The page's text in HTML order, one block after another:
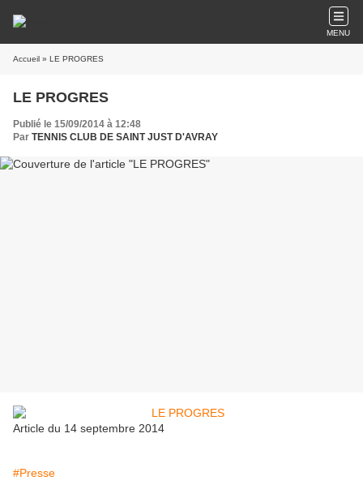
MENU
Accueil » LE PROGRES
LE PROGRES
Publié le 15/09/2014 à 12:48
Par TENNIS CLUB DE SAINT JUST D'AVRAY
Article du 14 septembre 2014
#Presse